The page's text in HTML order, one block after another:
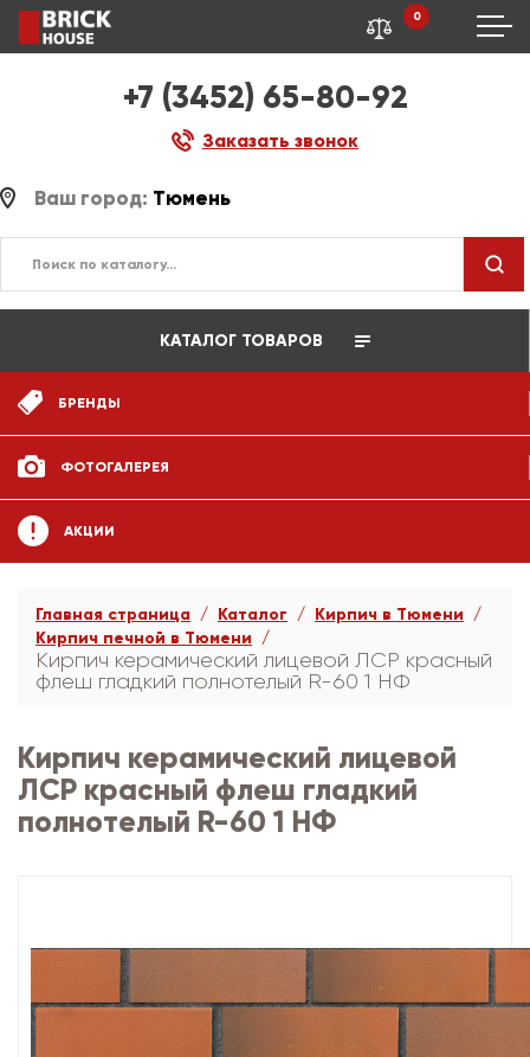
+7 (3452) 65-80-92
Заказать звонок
0
Ваш город: Тюмень
КАТАЛОГ ТОВАРОВ
БРЕНДЫ
ФОТОГАЛЕРЕЯ
АКЦИИ
Главная страница Каталог
Кирпич в Тюмени
Кирпич печной в Тюмени
Кирпич керамический лицевой ЛСР красный
флеш гладкий полнотелый R-60 1 НФ
Кирпич керамический лицевой
ЛСР красный флеш гладкий
полнотелый R-60 1 НФ